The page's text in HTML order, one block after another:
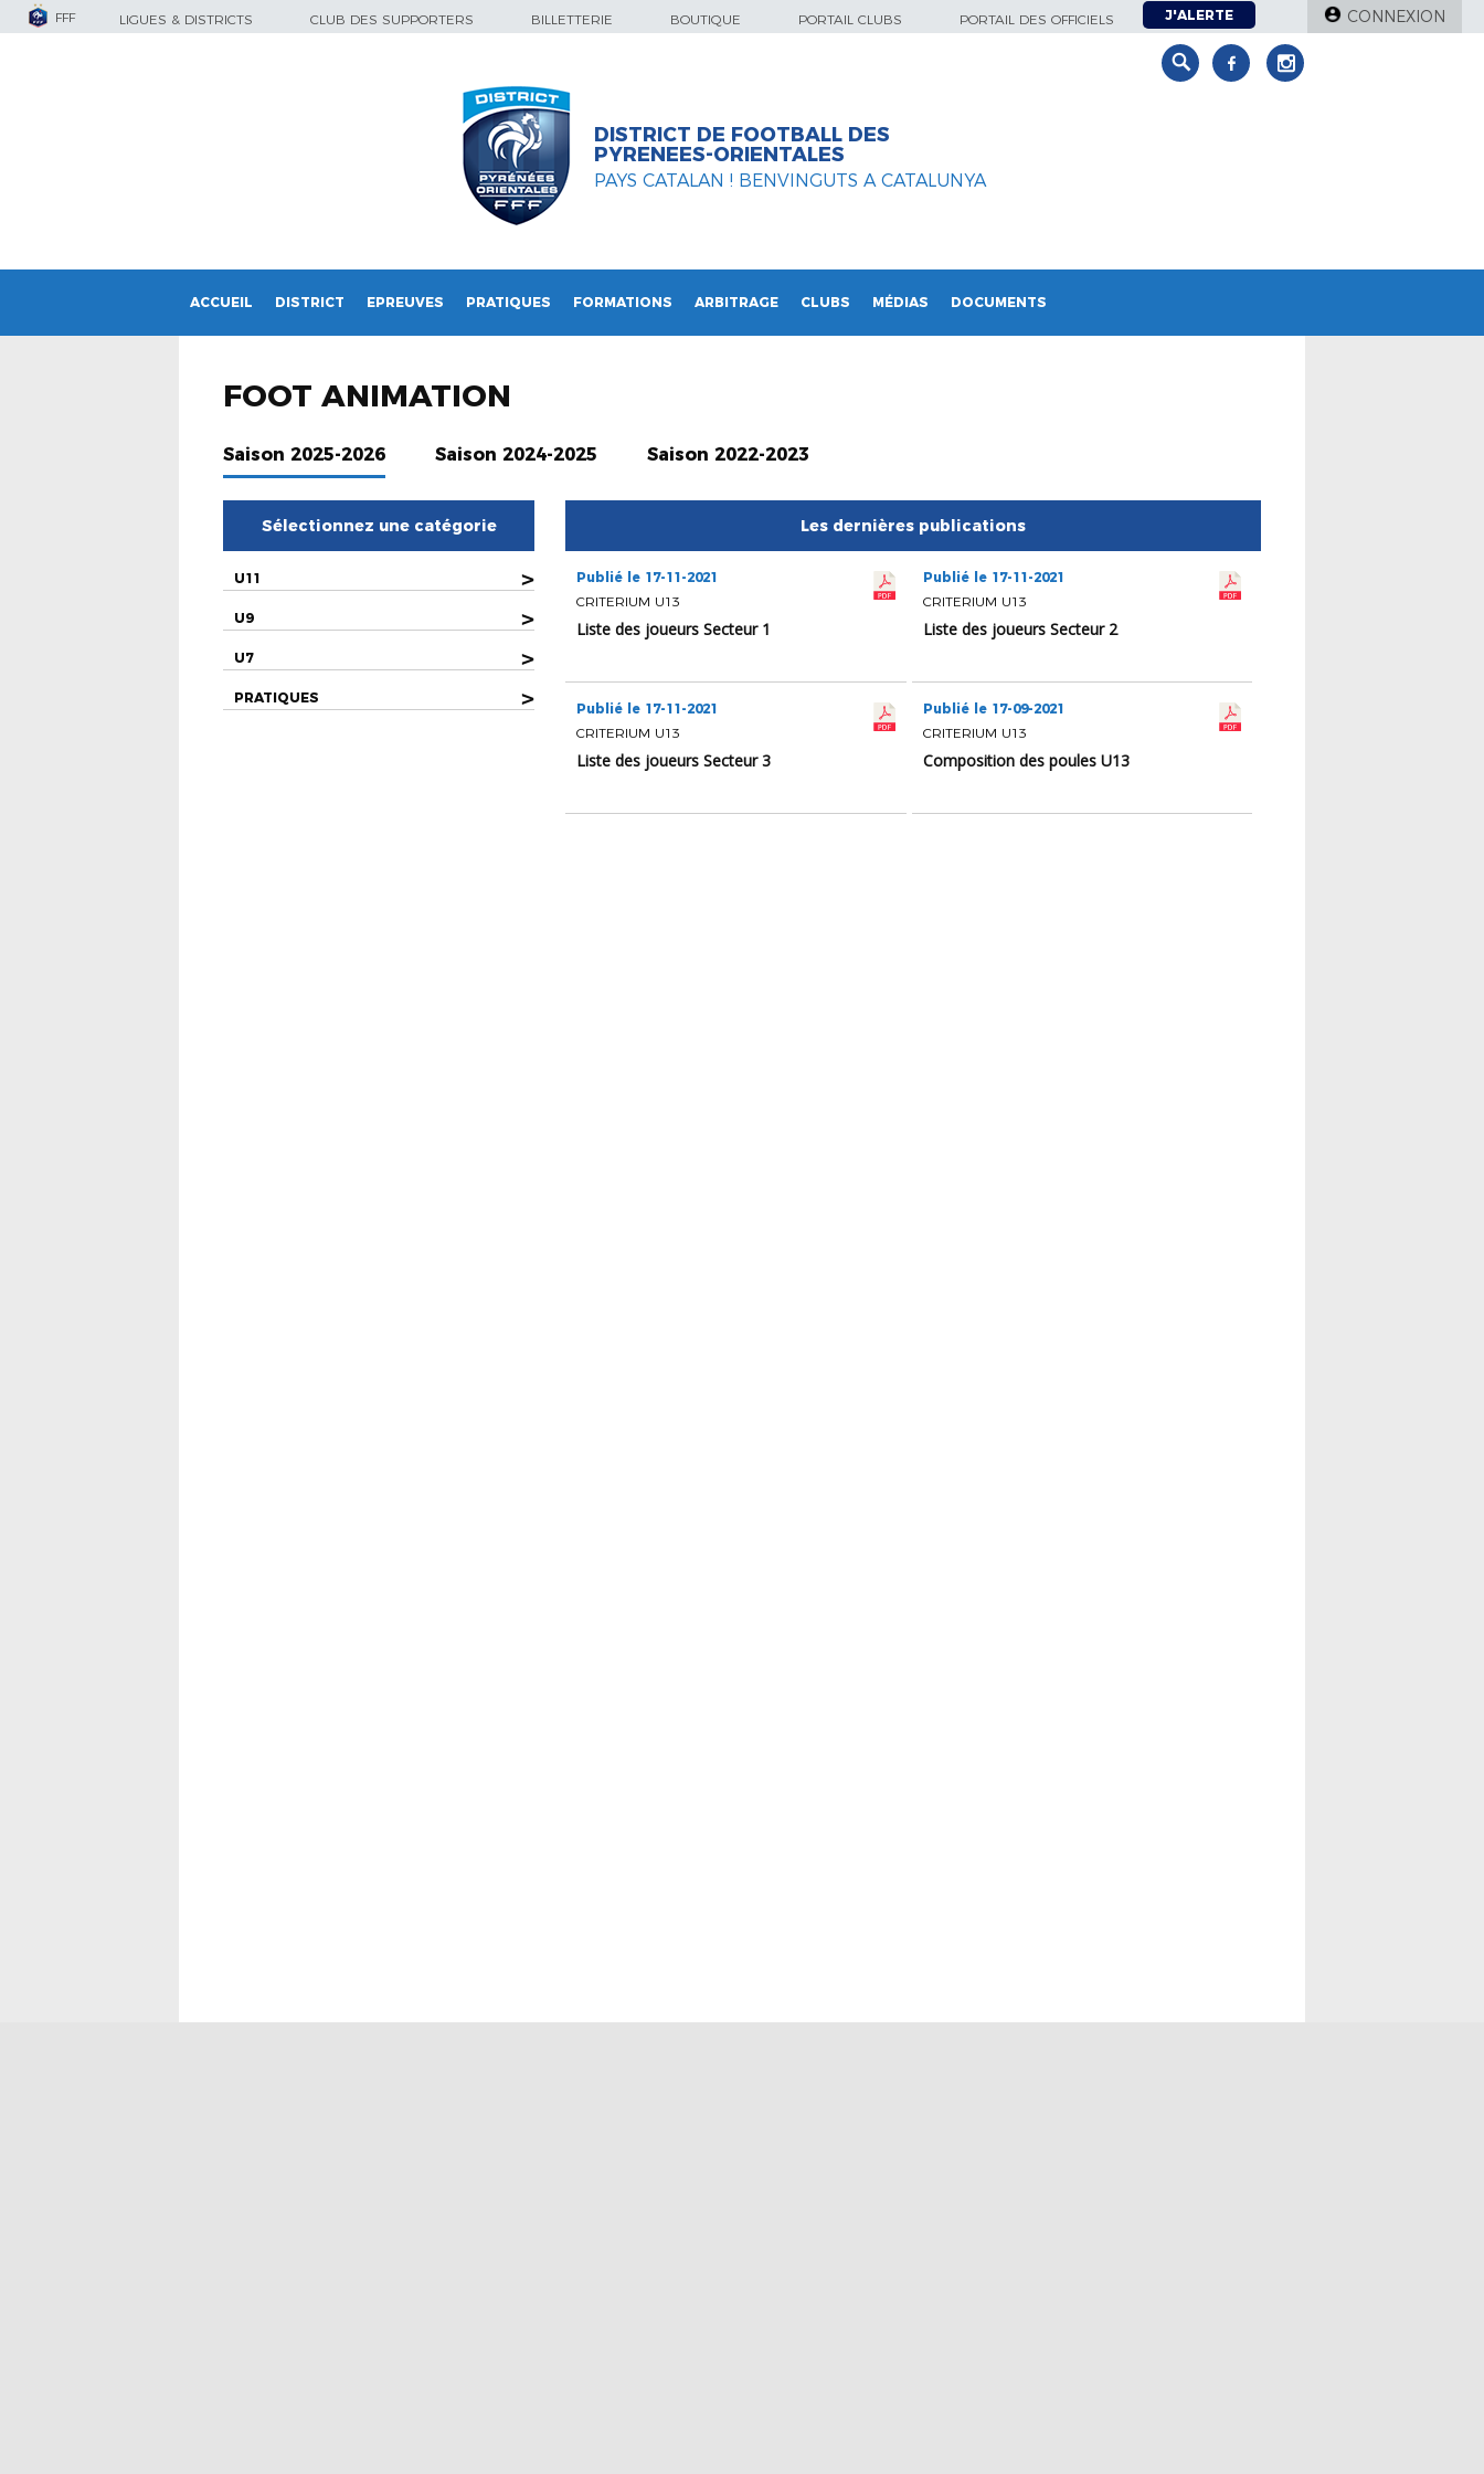
FFF LIGUES & DISTRICTS CLUB DES SUPPORTERS BILLETTERIE BOUTIQUE PORTAIL CLUBS PORTAIL DES OFFICIELS J'ALERTE CONNEXION
DISTRICT DE FOOTBALL DES
PYRENEES-ORIENTALES
PAYS CATALAN ! BENVINGUTS A CATALUNYA
ACCUEIL DISTRICT EPREUVES PRATIQUES FORMATIONS ARBITRAGE CLUBS MÉDIAS DOCUMENTS
FOOT ANIMATION
Saison 2025-2026 Saison 2024-2025 Saison 2022-2023
Sélectionnez une catégorie
U11 >
U9 >
U7 >
PRATIQUES >
Les dernières publications
Publié le 17-11-2021
CRITERIUM U13
Liste des joueurs Secteur 1
Publié le 17-11-2021
CRITERIUM U13
Liste des joueurs Secteur 2
Publié le 17-11-2021
CRITERIUM U13
Liste des joueurs Secteur 3
Publié le 17-09-2021
CRITERIUM U13
Composition des poules U13